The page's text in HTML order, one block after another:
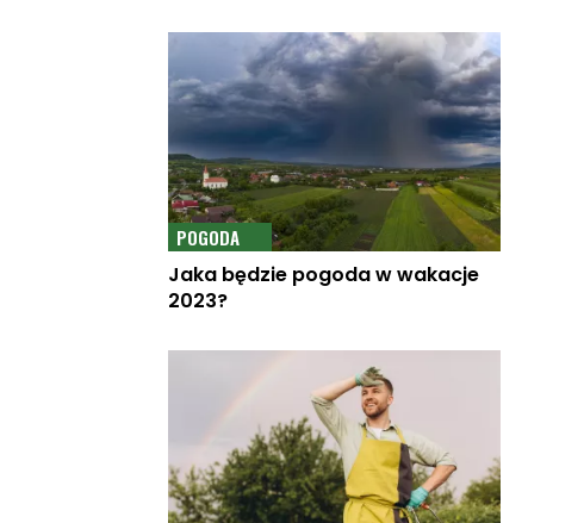
POGODA
Jaka będzie pogoda w wakacje
2023?